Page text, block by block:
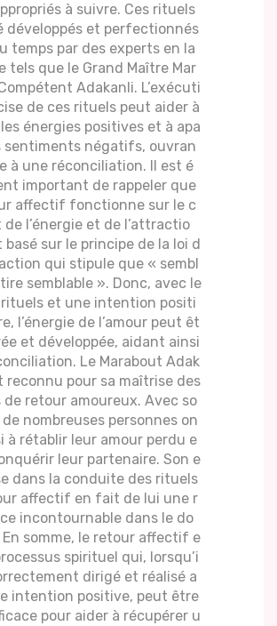
à suivre. Ces rituels
développés et perfectionnés
temps par des experts en la
tels que le Grand Maître Mar
Adakanli. L’exécuti
de ces rituels peut aider à
énergies positives et à apa
sentiments négatifs, ouvran
à une réconciliation. Il est é
important de rappeler que
affectif fonctionne sur le c
de l’énergie et de l’attractio
basé sur le principe de la loi d
qui stipule que « sembl
semblable ». Donc, avec le
rituels et une intention positi
l’énergie de l’amour peut êt
et développée, aidant ainsi
Le Marabout Adak
reconnu pour sa maîtrise des
de retour amoureux. Avec so
nombreuses personnes on
à rétablir leur amour perdu e
leur partenaire. Son e
dans la conduite des rituels
affectif en fait de lui une r
incontournable dans le do
En somme, le retour affectif e
spirituel qui, lorsqu’i
dirigé et réalisé a
intention positive, peut être
pour aider à récupérer u